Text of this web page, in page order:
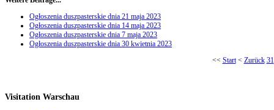
Ogłoszenia duszpasterskie dnia 21 maja 2023
Ogłoszenia duszpasterskie dnia 14 maja 2023
Ogłoszenia duszpasterskie dnia 7 maja 2023
Ogłoszenia duszpasterskie dnia 30 kwietnia 2023
<< Start< Zurück 31
Visitation Warschau